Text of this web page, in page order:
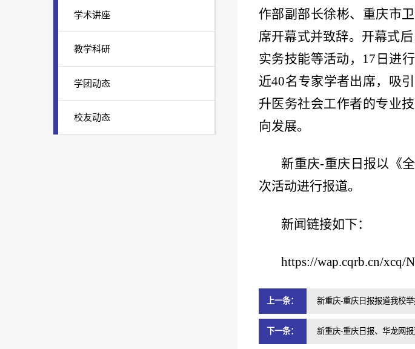
学术讲座
教学科研
学团动态
校友动态
作部副部长徐彬、重庆市
席开幕式并致辞。开幕式
实务技能等活动，17日进
近40名专家学者出席，吸
升医务社会工作者的专业
向发展。
新重庆-重庆日报以《
次活动进行报道。
新闻链接如下：
https://wap.cqrb.cn/xcq/
上一条： 新重庆-重庆日报报道我校
下一条： 新重庆-重庆日报、华龙网